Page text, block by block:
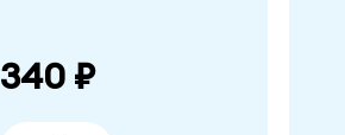
340 ₽